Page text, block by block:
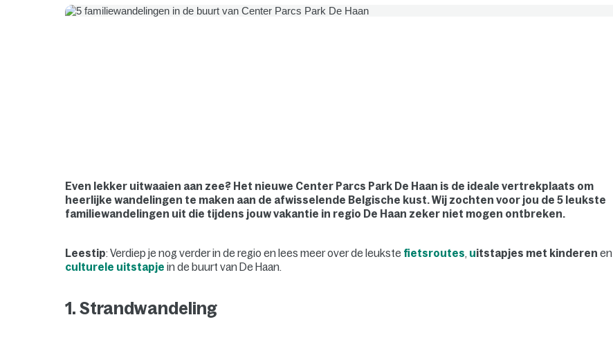
Even lekker uitwaaien aan zee? Het nieuwe Center Parcs Park De Haan is de ideale vertrekplaats om
heerlijke wandelingen te maken aan de afwisselende Belgische kust. Wij zochten voor jou de 5 leukste
familiewandelingen uit die tijdens jouw vakantie in regio De Haan zeker niet mogen ontbreken.
Leestip: Verdiep je nog verder in de regio en lees meer over de leukste fietsroutes, uitstapjes met kinderen en
culturele uitstapje in de buurt van De Haan.
1. Strandwandeling